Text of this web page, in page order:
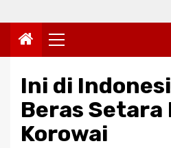
Primary
Menu
Ini di
Beras Setara
Korowai